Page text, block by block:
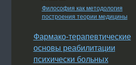
Философия как методология
построения теории медицины
Фармако-терапевтические
основы реабилитации
психически больных